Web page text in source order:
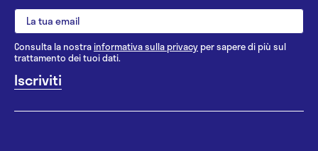
Consulta la nostrainformativa sulla privacy per sapere di più sul
trattamento dei tuoi dati.